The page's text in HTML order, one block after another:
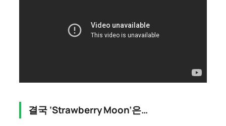
결국 ‘Strawberry Moon’은…